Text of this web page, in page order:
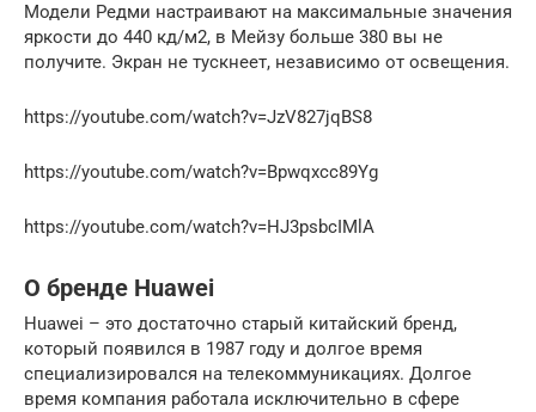
Модели Редми настраивают на максимальные значения
яркости до 440 кд/м2, в Мейзу больше 380 вы не
получите. Экран не тускнеет, независимо от освещения.
https://youtube.com/watch?v=JzV827jqBS8
https://youtube.com/watch?v=Bpwqxcc89Yg
https://youtube.com/watch?v=HJ3psbcIMlA
О бренде Huawei
Huawei – это достаточно старый китайский бренд,
который появился в 1987 году и долгое время
специализировался на телекоммуникациях. Долгое
время компания работала исключительно в сфере